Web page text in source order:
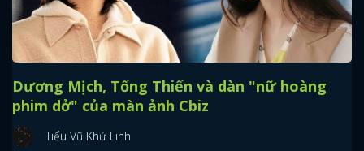
Dương Mịch, Tống Thiến và dàn "nữ hoàng
phim dở" của màn ảnh Cbiz
Tiểu Vũ Khứ Linh